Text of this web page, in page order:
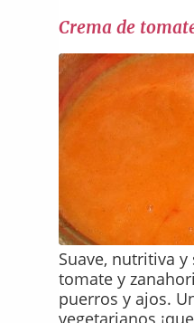
Crema de
Suave, nutritiva
tomate y
puerros y ajos.
vegetarianos